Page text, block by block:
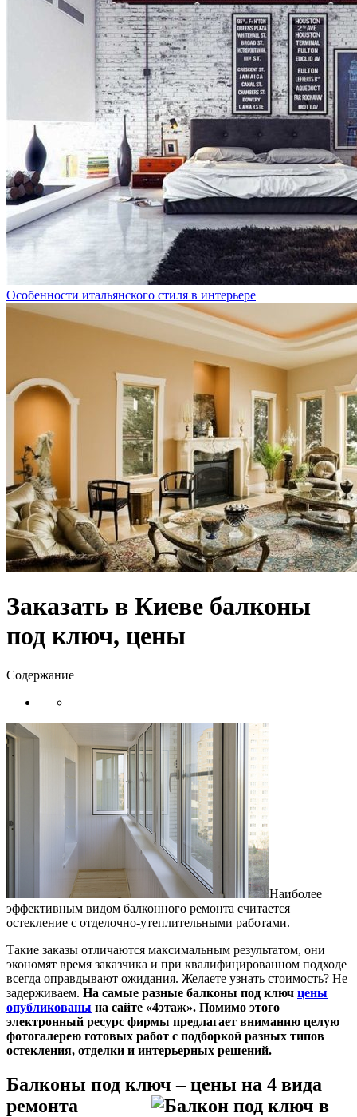
Особенности итальянского стиля в интерьере
Заказать в Киеве балконы
под ключ, цены
Содержание
Наиболее
эффективным видом балконного ремонта считается
остекление с отделочно-утеплительными работами.
Такие заказы отличаются максимальным результатом, они
экономят время заказчика и при квалифицированном подходе
всегда оправдывают ожидания. Желаете узнать стоимость? Не
задерживаем. На самые разные балконы под ключ цены
опубликованы на сайте «4этаж». Помимо этого
электронный ресурс фирмы предлагает вниманию целую
фотогалерею готовых работ с подборкой разных типов
остекления, отделки и интерьерных решений.
Балконы под ключ – цены на 4 вида
ремонта